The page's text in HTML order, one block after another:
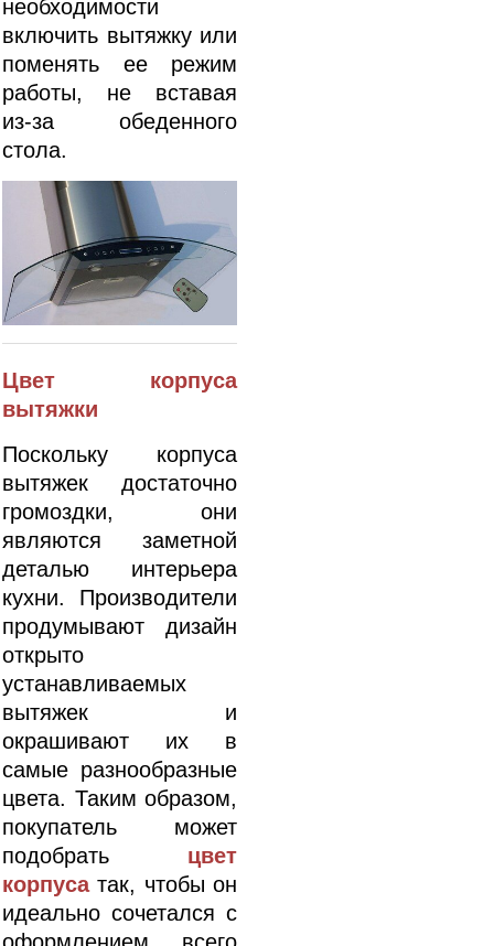
необходимости
включить вытяжку или
поменять ее режим
работы, не вставая
из-за обеденного
стола.
Цвет корпуса
вытяжки
Поскольку корпуса
вытяжек достаточно
громоздки, они
являются заметной
деталью интерьера
кухни. Производители
продумывают дизайн
открыто
устанавливаемых
вытяжек и
окрашивают их в
самые разнообразные
цвета. Таким образом,
покупатель может
подобрать цвет
корпусатак, чтобы он
идеально сочетался с
оформлением всего